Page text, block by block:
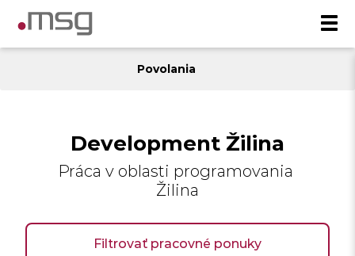
Povolania
Development Žilina
Práca v oblasti programovania
Žilina
Filtrovať pracovné ponuky